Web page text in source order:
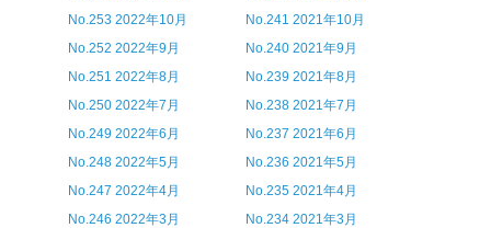
No.253 2022年10月
No.252 2022年9月
No.251 2022年8月
No.250 2022年7月
No.249 2022年6月
No.248 2022年5月
No.247 2022年4月
No.246 2022年3月
No.241 2021年10月
No.240 2021年9月
No.239 2021年8月
No.238 2021年7月
No.237 2021年6月
No.236 2021年5月
No.235 2021年4月
No.234 2021年3月